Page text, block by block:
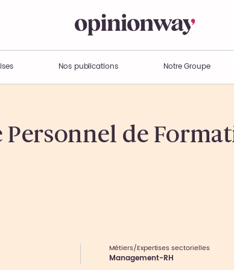
Nos publications Notre Groupe
Personnel de
Métiers/Expertises sectorielles
Management-RH